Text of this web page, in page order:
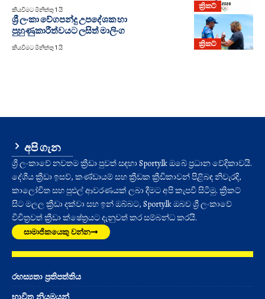
ක්‍රිකට්
කියවීමට මිනිත්තු 1 යි
ක්‍රිකට්
ශ්‍රී ලංකා වේගපන්දු උපදේශක හා
පුහුණුකාරීත්වයට ලසිත් මාලිංග
කියවීමට මිනිත්තු 1 යි
අපි ගැන
ශ්‍රී ලංකාවේ නවතම ක්‍රීඩා පුවත් සඳහා Sporty.lk ඔබේ ප්‍රධාන වේදිකාවයි.
දේශීය ක්‍රීඩා ඉසව්, කණ්ඩායම් සහ ක්‍රීඩක ක්‍රීඩිකාවන් පිළිබඳ නිවැරදි,
කාලෝචිත සහ පුළුල් ආවරණයක් ලබා දීමට අපි කැපවී සිටිමු. ක්‍රිකට්
සිට මලල ක්‍රීඩා දක්වා සහ ඉන් ඔබ්බට, Sporty.lk ඔබව ශ්‍රී ලංකාවේ
විචිත්‍රවත් ක්‍රීඩා ක්ෂේත්‍රයට දැනුවත් කර සම්බන්ධ කරයි.
සාමාජිකයෙකු වන්න
රහස්‍යතා ප්‍රතිපත්තිය
භාවිත නියමයන්